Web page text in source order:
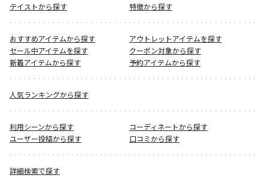
テイストから探す
特徴から探す
おすすめアイテムから探す
アウトレットアイテムを探す
セール中アイテムを探す
クーポン対象から探す
新着アイテムから探す
予約アイテムから探す
人気ランキングから探す
利用シーンから探す
コーディネートから探す
ユーザー投稿から探す
口コミから探す
詳細検索で探す